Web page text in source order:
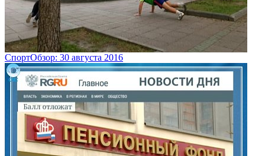
СпортОбзор: 30 августа 2016